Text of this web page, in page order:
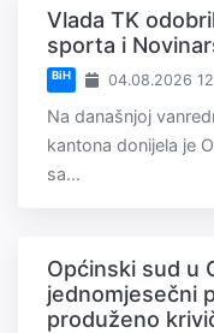
Vlada TK
sporta i
BiH 04.08.2026
Na današnjoj
kantona donijela je
sa...
Općinski sud u
jednomjesečni
produženo